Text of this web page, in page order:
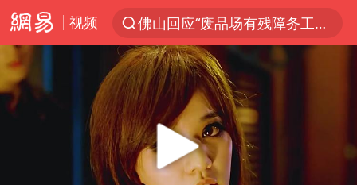
视频
佛山回应“废品场有残障务工人员”
服务提质，内需扩容有保障
美股收盘：道指再创历史新高
人贩子“梅姨”真名谢家梅